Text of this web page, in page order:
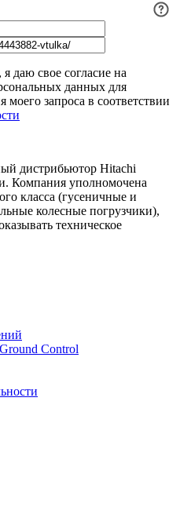
даю свое согласие на
данных для
моего запроса в соответствии
дистрибьютор Hitachi
Компания уполномочена
класса (гусеничные и
колесные погрузчики),
техническое
Control